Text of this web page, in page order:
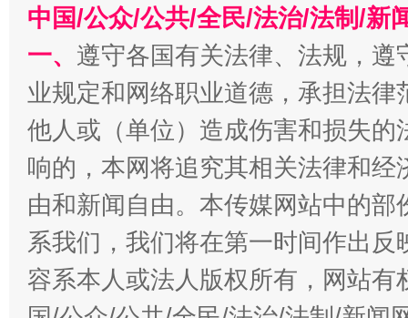
千年窑火 生生不息 一
中国/公众/公共/全民/法治/法制/新
一、 遵守各国有关法律、法规，
业规定和网络职业道德，承担法
他人或（单位）造成伤害和损失
响的，本网将追究其相关法律和
由和新闻自由。本传媒网站中的
系我们，我们将在第一时间作出
容系本人或法人版权所有，网站